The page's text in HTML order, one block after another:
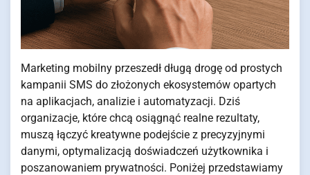
Marketing mobilny przeszedł długą drogę od prostych
kampanii SMS do złożonych ekosystemów opartych
na aplikacjach, analizie i automatyzacji. Dziś
organizacje, które chcą osiągnąć realne rezultaty,
muszą łączyć kreatywne podejście z precyzyjnymi
danymi, optymalizacją doświadczeń użytkownika i
poszanowaniem prywatności. Poniżej przedstawiamy